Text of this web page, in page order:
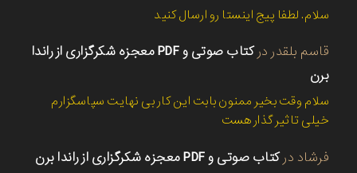
سلام. لطفا پیج اینستا رو ارسال کنید
قاسم بلقدر در
کتاب صوتی و PDF معجزه شکرگزاری از راندا
برن
سلام وقت بخیر ممنون بابت این کار بی نهایت سپاسگزارم
خیلی تاثیر گذار هست
فرشاد درکتاب صوتی و PDF معجزه شکرگزاری از راندا برن